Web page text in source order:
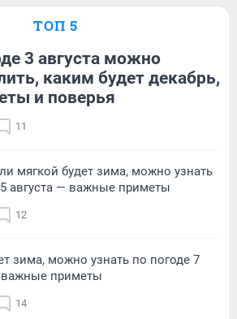
ТОП 5
3 августа можно
каким будет декабрь,
и поверья
11
мягкой будет зима, можно узнать
августа — важные приметы
12
зима, можно узнать по погоде 7
важные приметы
14